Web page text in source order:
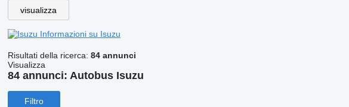
visualizza
Informazioni su Isuzu
Risultati della ricerca: 84 annunci
Visualizza
84 annunci: Autobus Isuzu
Filtro